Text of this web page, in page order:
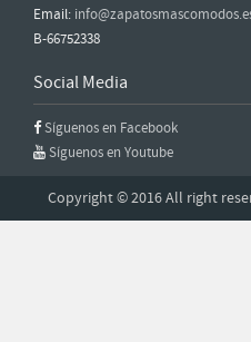
Email:
B-66752338
Social Media
Síguenos en Facebook
Síguenos en Youtube
Copyright © 2016 All right